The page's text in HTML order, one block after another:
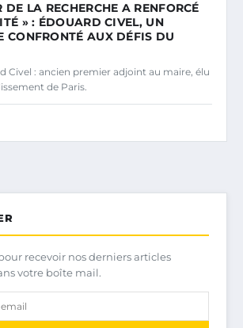
DE LA RECHERCHE A RENFORCÉ
» : ÉDOUARD CIVEL, UN
CONFRONTÉ AUX DÉFIS DU
Civel : ancien premier adjoint au maire, élu
de Paris.
recevoir nos derniers articles
votre boîte mail.